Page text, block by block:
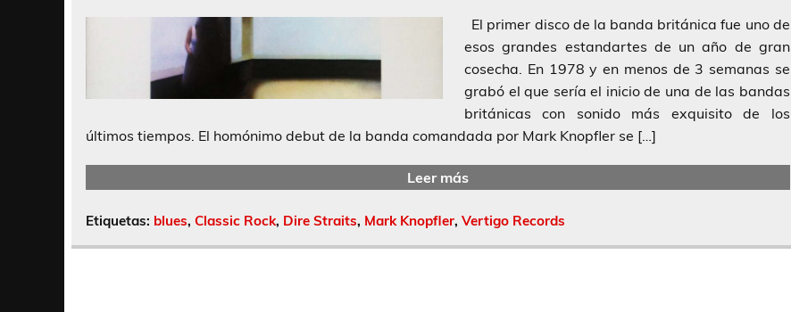
El primer disco de la banda británica fue uno de
esos grandes estandartes de un año de gran
cosecha. En 1978 y en menos de 3 semanas se
grabó el que sería el inicio de una de las bandas
británicas con sonido más exquisito de los
últimos tiempos. El homónimo debut de la banda comandada por Mark Knopfler se […]
Leer más
Etiquetas: blues, Classic Rock, Dire Straits, Mark Knopfler, Vertigo Records